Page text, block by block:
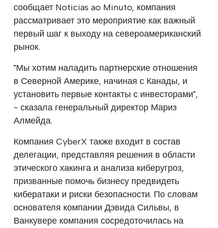
сообщает Noticias ao Minuto, компания
рассматривает это мероприятие как важный
первый шаг к выходу на североамериканский
рынок.
"Мы хотим наладить партнерские отношения
в Северной Америке, начиная с Канады, и
установить первые контакты с инвесторами",
- сказала генеральный директор Мариз
Алмейда.
Компания CyberX также входит в состав
делегации, представляя решения в области
этического хакинга и анализа киберугроз,
призванные помочь бизнесу предвидеть
кибератаки и риски безопасности. По словам
основателя компании Дэвида Сильвы, в
Ванкувере компания сосредоточилась на